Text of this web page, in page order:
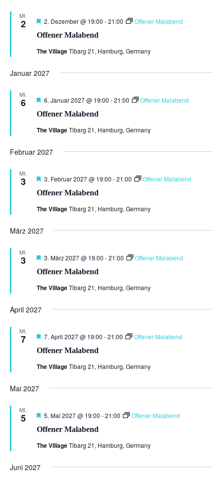
MI.
2
Offener Malabend
Hervorgehoben
2. Dezember @ 19:00 -21:00 Offener Malabend
The VillageTibarg 21, Hamburg, Germany
Januar 2027
MI.
6
Offener Malabend
Hervorgehoben
6. Januar 2027 @ 19:00 -21:00 Offener Malabend
The VillageTibarg 21, Hamburg, Germany
Februar 2027
MI.
3
Offener Malabend
Hervorgehoben
3. Februar 2027 @ 19:00 -21:00 Offener Malabend
The VillageTibarg 21, Hamburg, Germany
März 2027
MI.
3
Offener Malabend
Hervorgehoben
3. März 2027 @ 19:00 -21:00 Offener Malabend
The VillageTibarg 21, Hamburg, Germany
April 2027
MI.
7
Offener Malabend
Hervorgehoben
7. April 2027 @ 19:00 -21:00 Offener Malabend
The VillageTibarg 21, Hamburg, Germany
Mai 2027
MI.
5
Offener Malabend
Hervorgehoben
5. Mai 2027 @ 19:00 -21:00 Offener Malabend
The VillageTibarg 21, Hamburg, Germany
Juni 2027